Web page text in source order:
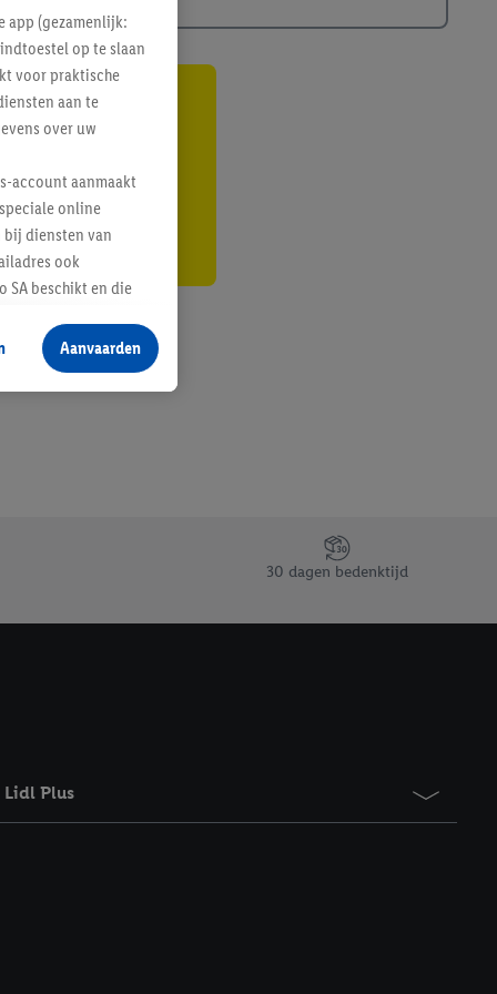
30 dagen bedenktijd
Lidl Plus
app (gezamenlijk:
op te slaan
voor praktische
aan te
over uw
account aanmaakt
online
diensten van
ook
SA beschikt en die
producten waarin
maar het
als er met behulp
Aanvaarden